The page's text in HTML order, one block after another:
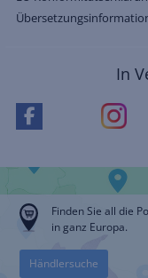
In
Finden Sie all die
in ganz Europa.
Händlersuche